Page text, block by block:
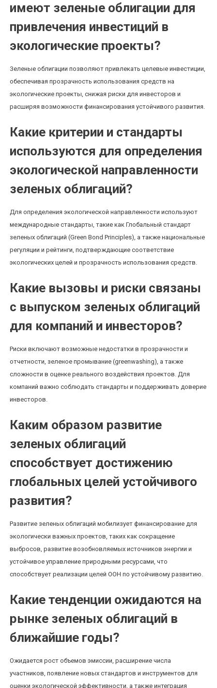
имеют зеленые облигации для
привлечения инвестиций в
экологические проекты?
Зеленые облигации позволяют привлекать целевые инвестиции,
обеспечивая прозрачность использования средств на
экологические проекты, снижая риски для инвесторов и
расширяя возможности финансирования устойчивого развития.
Какие критерии и стандарты
используются для определения
экологической направленности
зеленых облигаций?
Для определения экологической направленности используют
международные стандарты, такие как Глобальный стандарт
зеленых облигаций (Green Bond Principles), а также национальные
регуляции и рейтинги, подтверждающие соответствие
экологических целей и прозрачность использования средств.
Какие вызовы и риски связаны
с выпуском зеленых облигаций
для компаний и инвесторов?
Риски включают возможные недостатки в прозрачности и
отчетности, зеленое промывание (greenwashing), а также
сложности в оценке реального воздействия проектов. Для
компаний важно соблюдать стандарты и поддерживать доверие
инвесторов.
Каким образом развитие
зеленых облигаций
способствует достижению
глобальных целей устойчивого
развития?
Развитие зеленых облигаций мобилизует финансирование для
экологически важных проектов, таких как сокращение
выбросов, развитие возобновляемых источников энергии и
устойчивое управление природными ресурсами, что
способствует реализации целей ООН по устойчивому развитию.
Какие тенденции ожидаются на
рынке зеленых облигаций в
ближайшие годы?
Ожидается рост объемов эмиссии, расширение числа
участников, появление новых стандартов и инструментов для
оценки экологической эффективности, а также интеграция